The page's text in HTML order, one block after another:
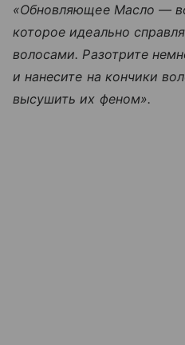
«Обновляющее Масло —
которое идеально
волосами. Разотрите
и нанесите на кончики
высушить их феном».